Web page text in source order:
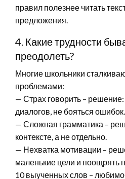
правил полезнее читать
предложения.
4. Какие трудности
преодолеть?
Многие школьники
проблемами:
— Страх говорить –
диалогов, не бояться ошибок.
— Сложная грамматика –
контексте, а не отдельно.
— Нехватка мотивации –
маленькие цели и поощрять
10 выученных слов –